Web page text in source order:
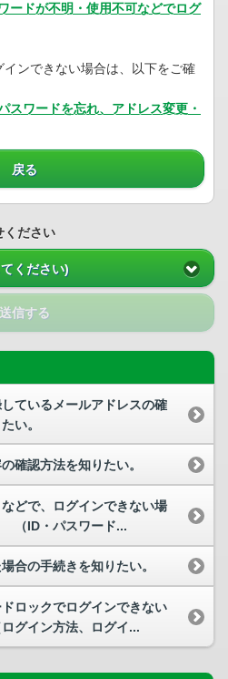
ードが不明・使用不可などでログ
ンできない場合は、以下をご確
ワードを忘れ、アドレス変更・
戻る
ください
ください)
送信する
ているメールアドレスの確
い。
確認方法を知りたい。
どで、ログインできない場
（ID・パスワード...
合の手続きを知りたい。
ロックでログインできない
グイン方法、ログイ...